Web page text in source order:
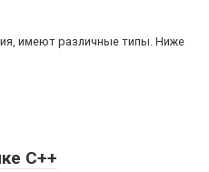
имеют различные типы. Ниже
C++